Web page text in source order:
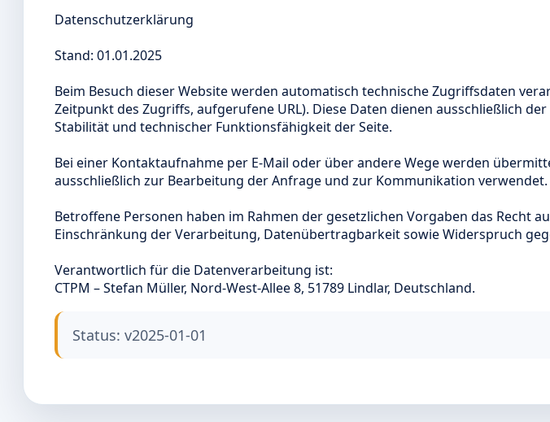
Datenschutzerklärung
Stand: 01.01.2025
Beim Besuch dieser Website werden automatisch technische Zugriffsdaten
Zeitpunkt des Zugriffs, aufgerufene URL). Diese Daten dienen ausschließlich
Stabilität und technischer Funktionsfähigkeit der Seite.
Bei einer Kontaktaufnahme per E-Mail oder über andere Wege werden
ausschließlich zur Bearbeitung der Anfrage und zur Kommunikation verwendet.
Betroffene Personen haben im Rahmen der gesetzlichen Vorgaben das Recht
Einschränkung der Verarbeitung, Datenübertragbarkeit sowie Widerspruch
Verantwortlich für die Datenverarbeitung ist:
CTPM – Stefan Müller, Nord-West-Allee 8, 51789 Lindlar, Deutschland.
Status: v2025-01-01